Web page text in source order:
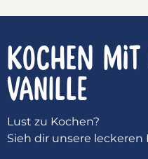
KOCHEN
Vanille
Lust zu Kochen?
Sieh dir unsere leckeren